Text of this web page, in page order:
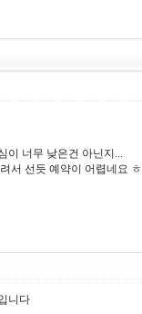
이 너무 낮은건 아닌지...
서 선듯 예약이 어렵네요 ㅎ
니다